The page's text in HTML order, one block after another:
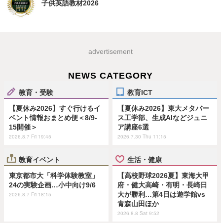
子供英語教材2026
advertisement
NEWS CATEGORY
教育・受験
【夏休み2026】すぐ行けるイ
ベント情報おまとめ便＜8/9-
15開催＞
2026.8.7 Fri 19:45
教育ICT
【夏休み2026】東大メタバー
ス工学部、生成AIなどジュニ
ア講座6選
2026.7.30 Thu 11:15
教育イベント
東京都市大「科学体験教室」
24の実験企画…小中向け9/6
2026.8.7 Fri 18:15
生活・健康
【高校野球2026夏】東海大甲
府・健大高崎・有明・長崎日
大が勝利…第4日は遊学館vs
青森山田ほか
2026.8.8 Sat 9:52